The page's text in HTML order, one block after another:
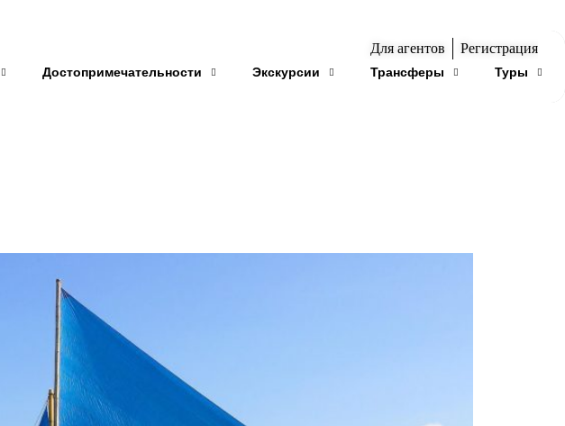
Для агентов Регистрация
Достопримечательности Экскурсии Трансферы Туры